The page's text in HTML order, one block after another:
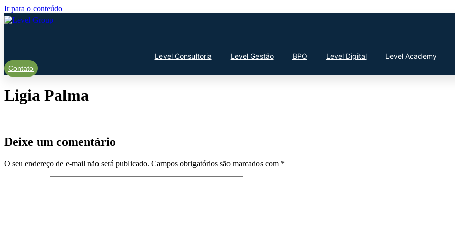
Ir para o conteúdo
Level Consultoria Level Gestão BPO Level Digital Level Academy
Contato
Ligia Palma
Deixe um comentário
O seu endereço de e-mail não será publicado. Campos obrigatórios são marcados com *